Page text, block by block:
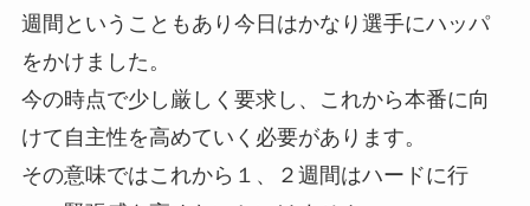
週間ということもあり今日はかなり選手にハッパ
をかけました。
今の時点で少し厳しく要求し、これから本番に向
けて自主性を高めていく必要があります。
その意味ではこれから１、２週間はハードに行